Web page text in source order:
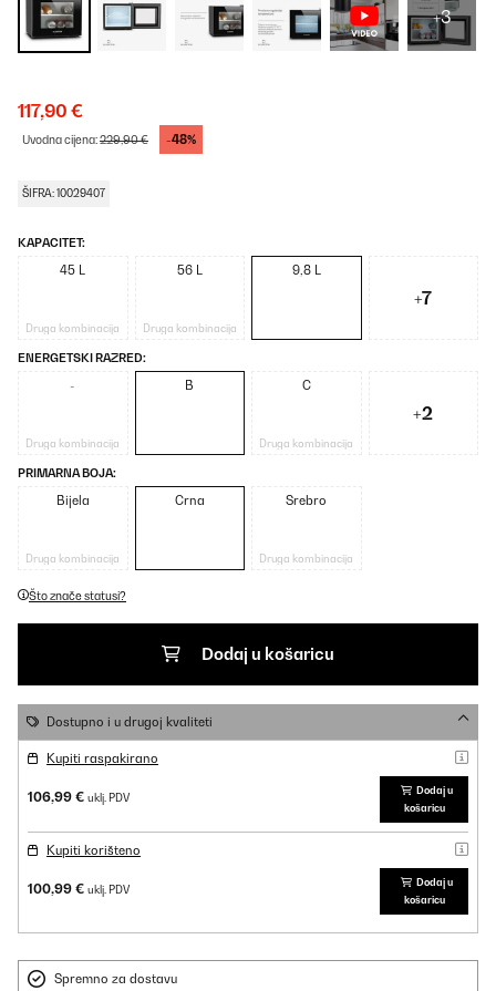
+3
117,90 €
Uvodna cijena:229,90 € -48%
ŠIFRA: 10029407
KAPACITET:
45 L
Druga kombinacija
56 L
Druga kombinacija
9,8 L
+7
ENERGETSKI RAZRED:
-
Druga kombinacija
B C
Druga kombinacija
+2
PRIMARNA BOJA:
Bijela
Druga kombinacija
Crna Srebro
Druga kombinacija
Što znače statusi?
Dodaj u košaricu
Dostupno i u drugoj kvaliteti
Kupiti raspakirano
106,99 € uklj. PDV
Dodaj u
košaricu
Kupiti korišteno
100,99 € uklj. PDV
Dodaj u
košaricu
Spremno za dostavu